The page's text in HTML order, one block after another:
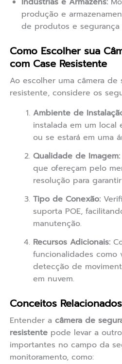
produção e
de produtos e segurança
Como Escolher sua
com Case Resistente
Ao escolher uma câmera de
resistente, considere os
Ambiente de
instalada em um
ou se estará em uma
Qualidade de Imagem:
que ofereçam pelo
resolução para
Tipo de Conexão:
suporta POE,
manutenção.
Recursos Adicionais:
funcionalidades como
detecção de
em nuvem.
Conceitos Relacionados
Entender a câmera de
resistente pode levar a
importantes no campo da
monitoramento, como: